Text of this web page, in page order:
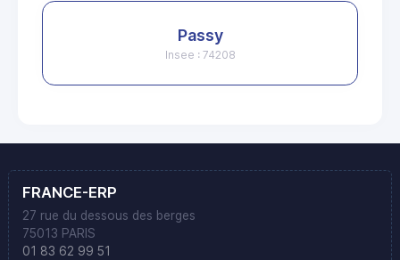
Passy
Insee : 74208
FRANCE-ERP
27 rue du dessous des berges
75013 PARIS
01 83 62 99 51